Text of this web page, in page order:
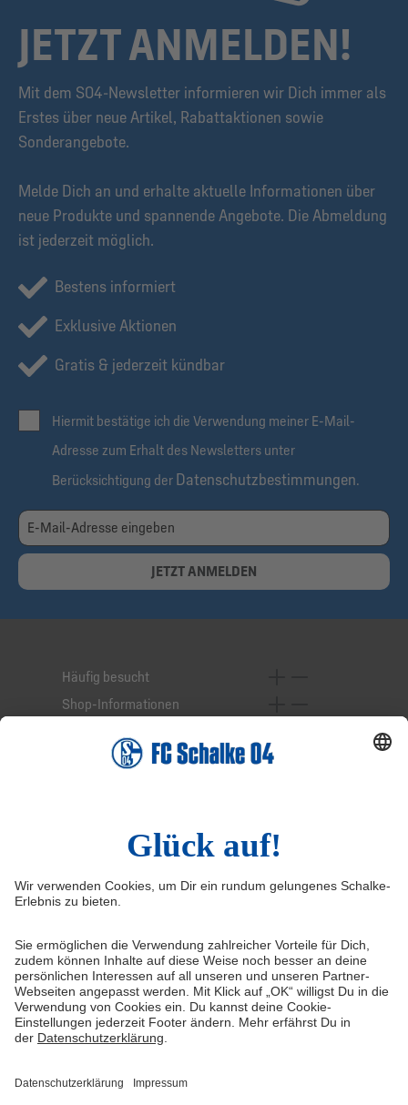
JETZT ANMELDEN!
Mit dem S04-Newsletter informieren wir Dich immer als
Erstes über neue Artikel, Rabattaktionen sowie
Sonderangebote.
Melde Dich an und erhalte aktuelle Informationen über
neue Produkte und spannende Angebote. Die Abmeldung
ist jederzeit möglich.
Bestens informiert
Exklusive Aktionen
Gratis & jederzeit kündbar
Hiermit bestätige ich die Verwendung meiner E-Mail-
Adresse zum Erhalt des Newsletters unter
Berücksichtigung der Datenschutzbestimmungen.
JETZT ANMELDEN
Häufig besucht
Shop-Informationen
Service-Hotline
Widerruf Vertrag widerrufen
AGB
Cookie-Einstellungen
Datenschutzerklärung Impressum